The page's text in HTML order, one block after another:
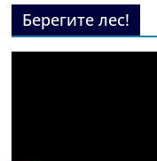
Берегите лес!